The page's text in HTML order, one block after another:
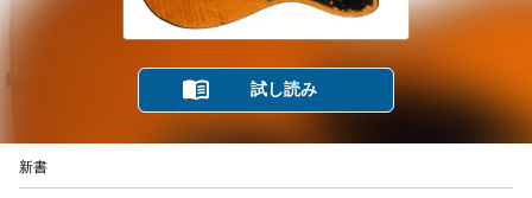
試し読み
新書